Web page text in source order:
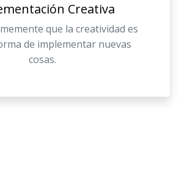
Creativa
que la creatividad es
de implementar nuevas
cosas.